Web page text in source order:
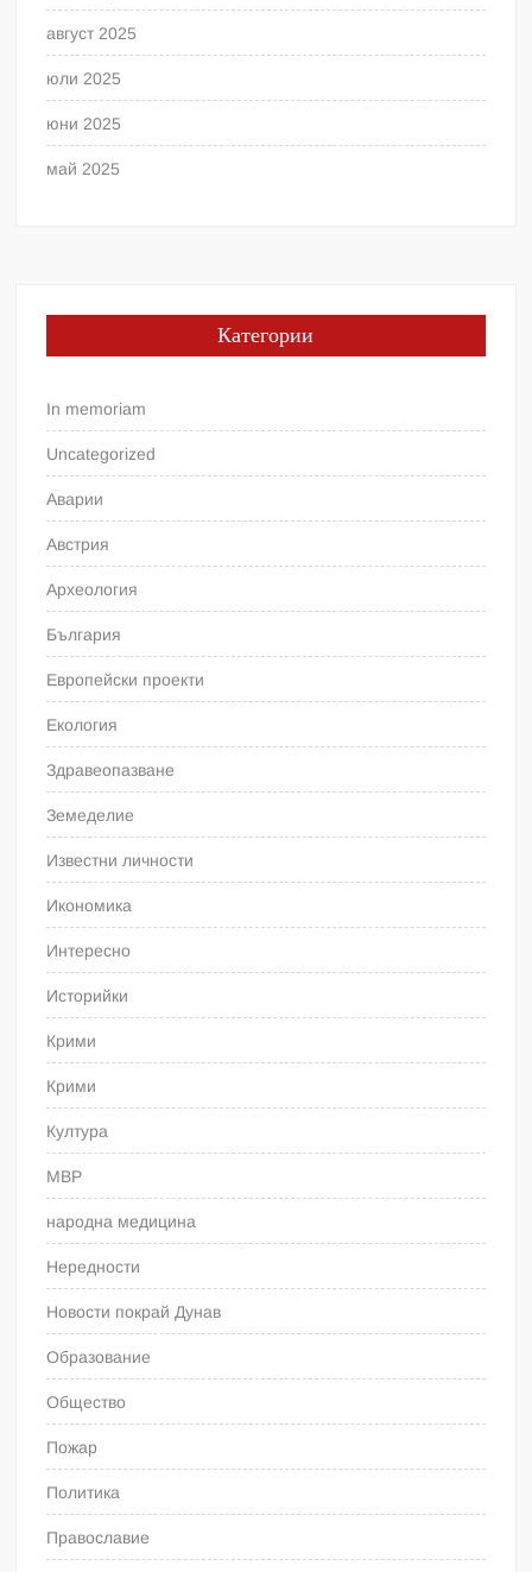
август 2025
юли 2025
юни 2025
май 2025
Категории
In memoriam
Uncategorized
Аварии
Австрия
Археология
България
Европейски проекти
Екология
Здравеопазване
Земеделие
Известни личности
Икономика
Интересно
Историйки
Крими
Крими
Култура
МВР
народна медицина
Нередности
Новости покрай Дунав
Образование
Общество
Пожар
Политика
Православие